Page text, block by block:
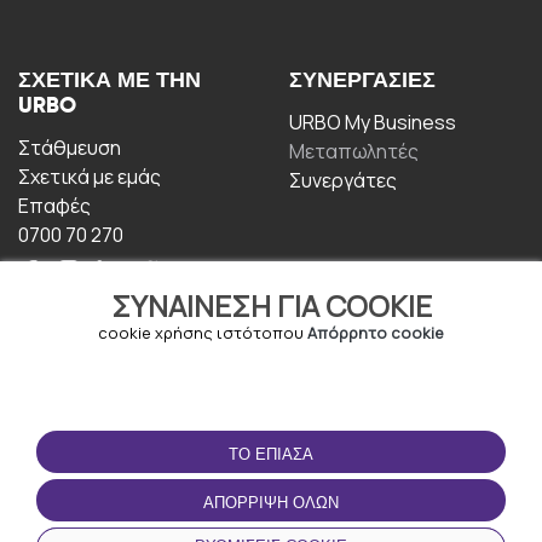
ΣΥΝΑΊΝΕΣΗ ΓΙΑ COOKIE
cookie χρήσης ιστότοπου Απόρρητο cookie
ΤΟ ΈΠΙΑΣΑ
ΑΠΌΡΡΙΨΗ ΌΛΩΝ
ΣΧΕΤΙΚΆ ΜΕ ΤΗΝ
URBO
Στάθμευση
Σχετικά με εμάς
Επαφές
0700 70 270
ΣΥΝΕΡΓΑΣΊΕΣ
URBO My Business
Μεταπωλητές
Συνεργάτες
ΟΡΟΙ ΧΡΉΣΗΣ
Οροι και Προϋποθέσεις
Πολιτική απορρήτου
ΚΑΤΕΒΆΣΤΕ ΤΗΝ
ΕΦΑΡΜΟΓΉ